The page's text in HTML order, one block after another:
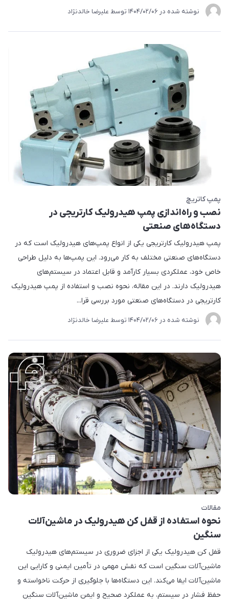
نوشته شده در 1404/02/06 توسط علیرضا خالدنژاد
پمپ کاتریچ
نصب و راه‌اندازی پمپ هیدرولیک کارتریجی در
دستگاه‌های صنعتی
پمپ هیدرولیک کارتریجی یکی از انواع پمپ‌های هیدرولیک است که در
دستگاه‌های صنعتی مختلف به کار می‌رود. این پمپ‌ها به دلیل طراحی
خاص خود، عملکردی بسیار کارآمد و قابل اعتماد در سیستم‌های
هیدرولیک دارند. در این مقاله، نحوه نصب و استفاده از پمپ هیدرولیک
کارتریجی در دستگاه‌های صنعتی مورد بررسی قرا...
نوشته شده در 1404/02/06 توسط علیرضا خالدنژاد
مقالات
نحوه استفاده از قفل کن هیدرولیک در ماشین‌آلات
سنگین
قفل کن هیدرولیک یکی از اجزای ضروری در سیستم‌های هیدرولیک
ماشین‌آلات سنگین است که نقش مهمی در تأمین ایمنی و کارایی این
ماشین‌آلات ایفا می‌کند. این دستگاه‌ها با جلوگیری از حرکت ناخواسته و
حفظ فشار در سیستم، به عملکرد صحیح و ایمن ماشین‌آلات سنگین